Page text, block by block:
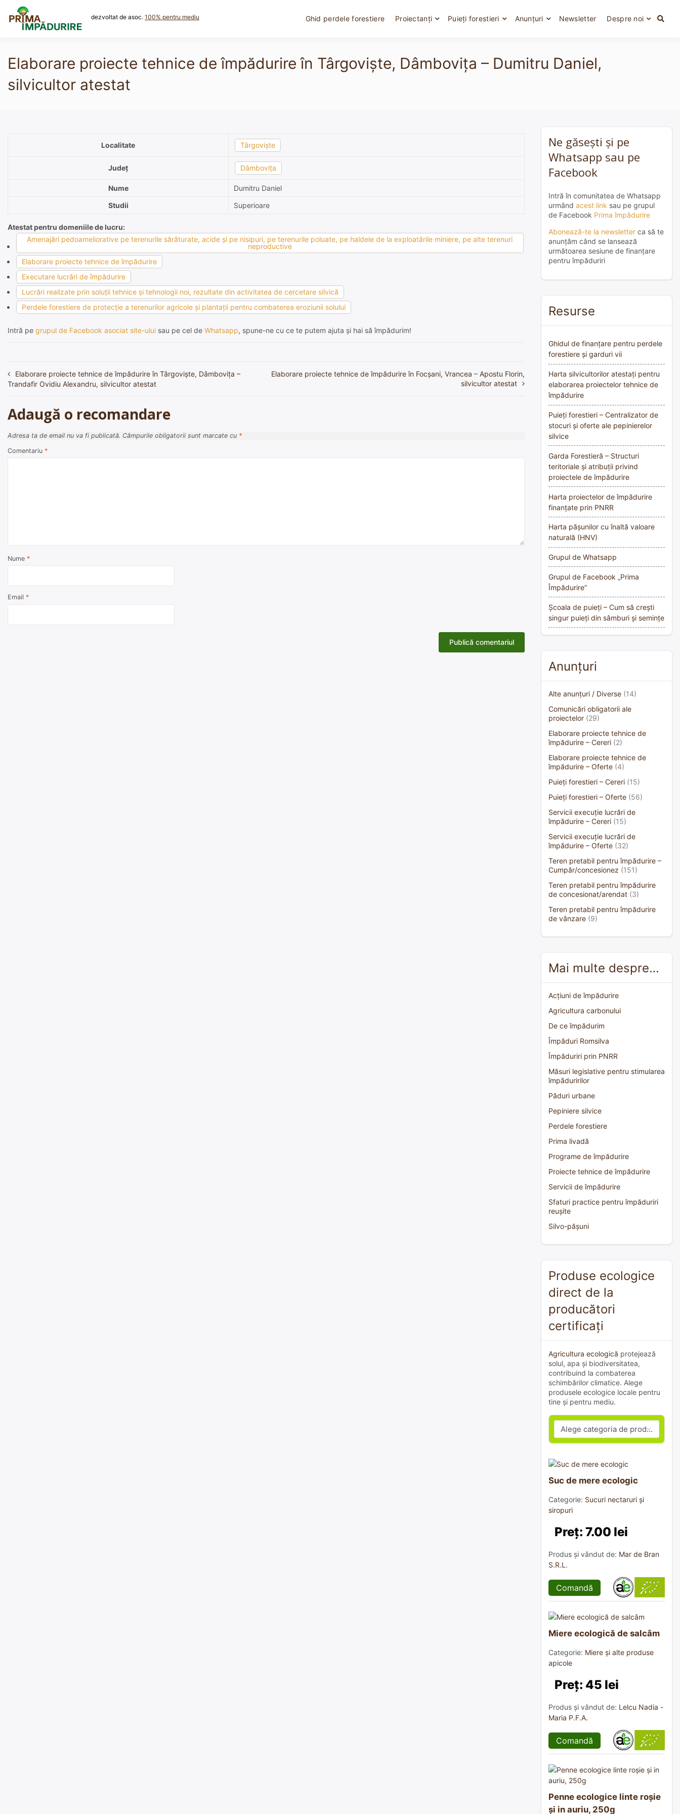
content
dezvoltat de asoc. 100% pentru mediu Ghid perdele forestiere Proiectanți Puieți forestieri Anunțuri Newsletter Despre noi
Elaborare proiecte tehnice de împădurire în Târgoviște, Dâmbovița – Dumitru Daniel,
silvicultor atestat
Localitate Târgoviște
Județ Dâmbovița
Nume
Dumitru Daniel
Studii
Superioare
Atestat pentru domeniile de lucru:
Amenajări pedoameliorative pe terenurile sărăturate, acide şi pe nisipuri, pe terenurile poluate, pe haldele de la exploatările miniere, pe alte terenuri
neproductive
Elaborare proiecte tehnice de împădurire
Executare lucrări de împădurire
Lucrări realizate prin soluţii tehnice şi tehnologii noi, rezultate din activitatea de cercetare silvică
Perdele forestiere de protecţie a terenurilor agricole şi plantaţii pentru combaterea eroziunii solului
Intră pe grupul de Facebook asociat site-ului sau pe cel de Whatsapp, spune-ne cu ce te putem ajuta și hai să împădurim!
Navigare
articole
Elaborare proiecte tehnice de împădurire în Târgoviște, Dâmbovița –
Trandafir Ovidiu Alexandru, silvicultor atestat
Elaborare proiecte tehnice de împădurire în Focșani, Vrancea – Apostu Florin,
silvicultor atestat
Adaugă o recomandare
Adresa ta de email nu va fi publicată. Câmpurile obligatorii sunt marcate cu *
Comentariu *
Nume *
Email *
Ne găsești și pe
Whatsapp sau pe
Facebook
Intră în comunitatea de Whatsapp
urmând acest link sau pe grupul
de Facebook Prima împădurire
Abonează-te la newsletter ca să te
anunțăm când se lansează
următoarea sesiune de finanțare
pentru împăduriri
Resurse
Ghidul de finanțare pentru perdele
forestiere și garduri vii
Harta silvicultorilor atestați pentru
elaborarea proiectelor tehnice de
împădurire
Puieți forestieri – Centralizator de
stocuri și oferte ale pepinierelor
silvice
Garda Forestieră – Structuri
teritoriale și atribuții privind
proiectele de împădurire
Harta proiectelor de împădurire
finanțate prin PNRR
Harta pășunilor cu înaltă valoare
naturală (HNV)
Grupul de Whatsapp
Grupul de Facebook „Prima
Împădurire”
Școala de puieți – Cum să crești
singur puieți din sâmburi și semințe
Anunțuri
Alte anunțuri / Diverse (14)
Comunicări obligatorii ale
proiectelor (29)
Elaborare proiecte tehnice de
împădurire – Cereri (2)
Elaborare proiecte tehnice de
împădurire – Oferte (4)
Puieți forestieri – Cereri (15)
Puieți forestieri – Oferte (56)
Servicii execuție lucrări de
împădurire – Cereri (15)
Servicii execuție lucrări de
împădurire – Oferte (32)
Teren pretabil pentru împădurire –
Cumpăr/concesionez (151)
Teren pretabil pentru împădurire
de concesionat/arendat (3)
Teren pretabil pentru împădurire
de vânzare (9)
Mai multe despre…
Acțiuni de împădurire
Agricultura carbonului
De ce împădurim
Împăduri Romsilva
Împăduriri prin PNRR
Măsuri legislative pentru stimularea
împăduririlor
Păduri urbane
Pepiniere silvice
Perdele forestiere
Prima livadă
Programe de împădurire
Proiecte tehnice de împădurire
Servicii de împădurire
Sfaturi practice pentru împăduriri
reușite
Silvo-pășuni
Produse ecologice
direct de la
producători
certificați
Agricultura ecologică protejează
solul, apa și biodiversitatea,
contribuind la combaterea
schimbărilor climatice. Alege
produsele ecologice locale pentru
tine și pentru mediu.
Suc de mere ecologic
Categorie: Sucuri nectaruri și
siropuri
Preț: 7.00 lei
Produs și vândut de: Mar de Bran
S.R.L.
Comandă
Miere ecologică de salcâm
Categorie: Miere și alte produse
apicole
Preț: 45 lei
Produs și vândut de: Lelcu Nadia -
Maria P.F.A.
Comandă
Penne ecologice linte roșie
și in auriu, 250g